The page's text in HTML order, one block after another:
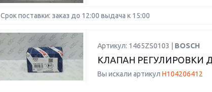
Срок поставки: заказ до 12:00 выдача к 15:00
Артикул: 1465ZS0103 | BOSCH
КЛАПАН РЕГУЛИРОВКИ
Вы искали артикул H104206412